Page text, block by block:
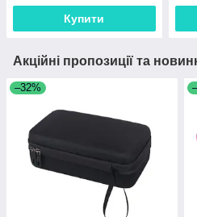
Купити
Акційні пропозиції та
–32%